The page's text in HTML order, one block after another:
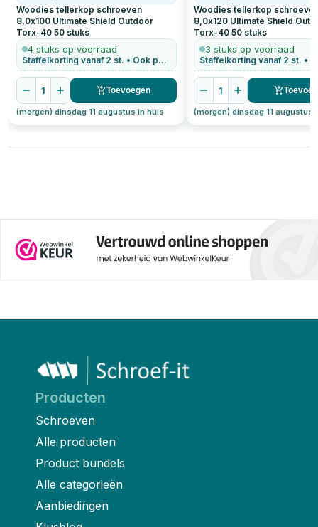
Woodies tellerkop schroeven
8,0x100 Ultimate Shield Outdoor
Torx-4050 stuks
4 stuks op voorraad
Staffelkorting vanaf 2 st. • Ook per stuk te bestellen
1 Toevoegen
(morgen) dinsdag 11 augustus in huis
Woodies tellerkop
8,0x120 Ultimate Shield
Torx-4050 stuks
3 stuks op voorraad
1
(morgen) dinsdag 11 augustus
Producten
Schroeven
Alle producten
Product bundels
Alle categorieën
Aanbiedingen